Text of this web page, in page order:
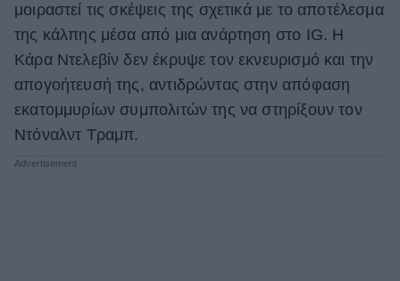
Market News
μοιραστεί τις σκέψεις της σχετικά με το αποτέλεσμα
της κάλπης μέσα από μια ανάρτηση στο IG. Η
Κάρα Ντελεβίν δεν έκρυψε τον εκνευρισμό και την
απογοήτευσή της, αντιδρώντας στην απόφαση
εκατομμυρίων συμπολιτών της να στηρίξουν τον
Ντόναλντ Τραμπ.